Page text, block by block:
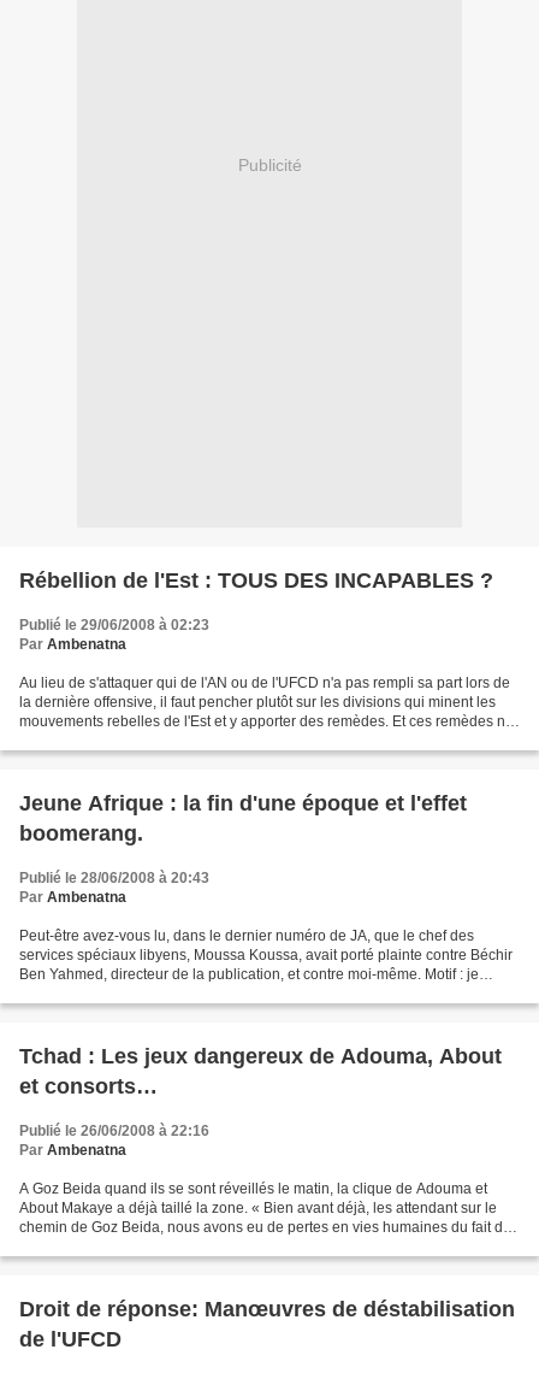
Publicité
Rébellion de l'Est : TOUS DES INCAPABLES ?
Publié le 29/06/2008 à 02:23
Par Ambenatna
Au lieu de s'attaquer qui de l'AN ou de l'UFCD n'a pas rempli sa part lors de
la dernière offensive, il faut pencher plutôt sur les divisions qui minent les
mouvements rebelles de l'Est et y apporter des remèdes. Et ces remèdes ne
Jeune Afrique : la fin d'une époque et l'effet
boomerang.
Publié le 28/06/2008 à 20:43
Par Ambenatna
Peut-être avez-vous lu, dans le dernier numéro de JA, que le chef des
services spéciaux libyens, Moussa Koussa, avait porté plainte contre Béchir
Ben Yahmed, directeur de la publication, et contre moi-même. Motif : je
Tchad : Les jeux dangereux de Adouma, About
et consorts…
Publié le 26/06/2008 à 22:16
Par Ambenatna
A Goz Beida quand ils se sont réveillés le matin, la clique de Adouma et
About Makaye a déjà taillé la zone. « Bien avant déjà, les attendant sur le
chemin de Goz Beida, nous avons eu de pertes en vies humaines du fait des
Droit de réponse: Manœuvres de déstabilisation
de l'UFCD